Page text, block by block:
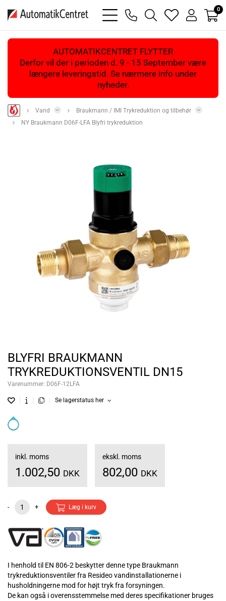
bars
light
phone
magnifying
glass
heart
light
user
light
0
AUTOMATIKCENTRET FLYTTER
Derfor vil der i perioden d. 9 - 15 September være
længere leveringstid. Se nærmere info under
nyheder.
Vand
Braukmann / IMI Trykreduktion og tilbehør
NY Braukmann D06F-LFA Blyfri trykreduktion
BLYFRI BRAUKMANN
TRYKREDUKTIONSVENTIL DN15
Varenummer: D06F-12LFA
Se lagerstatus her
inkl. moms
1.002,50 DKK
ekskl. moms
802,00 DKK
- + Læg i kurv
I henhold til EN 806-2 beskytter denne type Braukmann
trykreduktionsventiler fra Resideo vandinstallationerne i
husholdningerne mod for højt tryk fra forsyningen.
De kan også i overensstemmelse med deres specifikationer bruges